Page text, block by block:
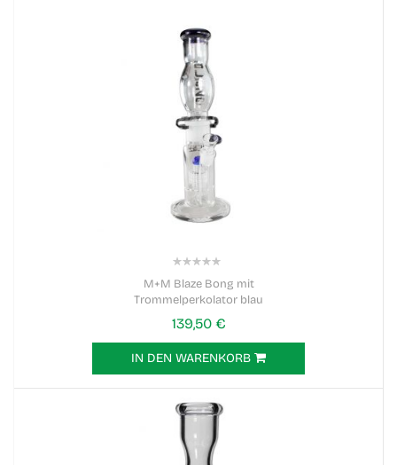
M+M Blaze Bong mit
Trommelperkolator blau
139,50 €
IN DEN WARENKORB